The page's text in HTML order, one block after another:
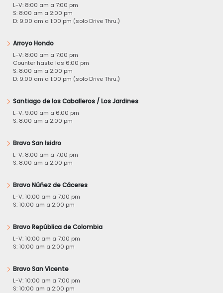
L-V: 8:00 am a 7:00 pm
S: 8:00 am a 2:00 pm
D: 9:00 am a 1:00 pm (solo Drive Thru.)
Arroyo Hondo
L-V: 8:00 am a 7:00 pm
Counter hasta las 6:00 pm
S: 8:00 am a 2:00 pm
D: 9:00 am a 1:00 pm (solo Drive Thru.)
Santiago de los Caballeros / Los Jardines
L-V: 9:00 am a 6:00 pm
S: 8:00 am a 2:00 pm
Bravo San Isidro
L-V: 8:00 am a 7:00 pm
S: 8:00 am a 2:00 pm
Bravo Núñez de Cáceres
L-V: 10:00 am a 7:00 pm
S: 10:00 am a 2:00 pm
Bravo República de Colombia
L-V: 10:00 am a 7:00 pm
S: 10:00 am a 2:00 pm
Bravo San Vicente
L-V: 10:00 am a 7:00 pm
S: 10:00 am a 2:00 pm